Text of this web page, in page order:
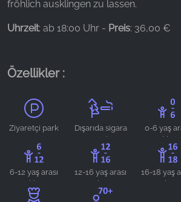
fröhlich ausklingen zu lassen.
Uhrzeit: ab 18:00 Uhr - Preis: 36,00 €
Özellikler :
Ziyaretçi park
Dışarıda sigara
içme alanı
0-6 yaş
çocuklar
uygundur
6-12 yaş arası
çocuklar için
uygundur
12-16 yaş arası
gençler için
uygundur
16-18 yaş
gençler
bilgiler, ziyaretçilerimizin web
Google Analytics
_ga, _gid, _gac_gb_